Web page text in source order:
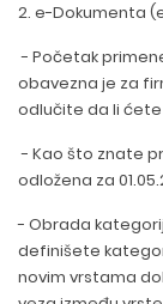
2. e-Dokumenta
- Početak
obavezna je za
odlučite da li
- Kao što znate
odložena za
- Obrada
definišete
novim vrstama